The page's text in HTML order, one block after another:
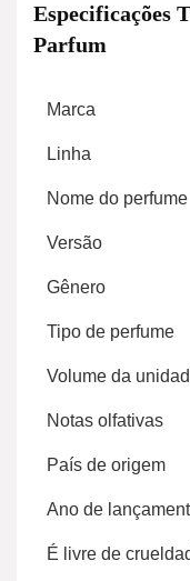
Especificações
Parfum
Marca
Linha
Nome do perfume
Versão
Gênero
Tipo de perfume
Volume da
Notas olfativas
País de origem
Ano de
É livre de